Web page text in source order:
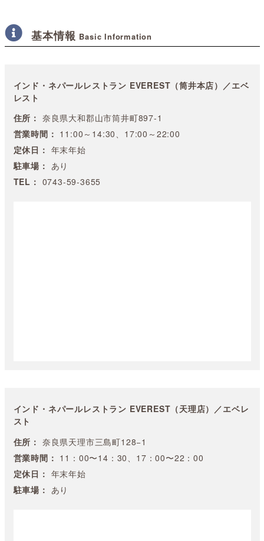
基本情報 Basic Information
インド・ネパールレストラン EVEREST（筒井本店）／エベ
レスト
住所： 奈良県大和郡山市筒井町897-1
営業時間： 11:00～14:30、17:00～22:00
定休日： 年末年始
駐車場： あり
TEL： 0743-59-3655
インド・ネパールレストラン EVEREST（天理店）／エベレ
スト
住所： 奈良県天理市三島町128−1
営業時間： 11：00〜14：30、17：00〜22：00
定休日： 年末年始
駐車場： あり